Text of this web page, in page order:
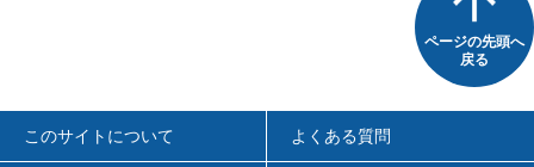
ページの先頭へ
戻る
このサイトについて よくある質問